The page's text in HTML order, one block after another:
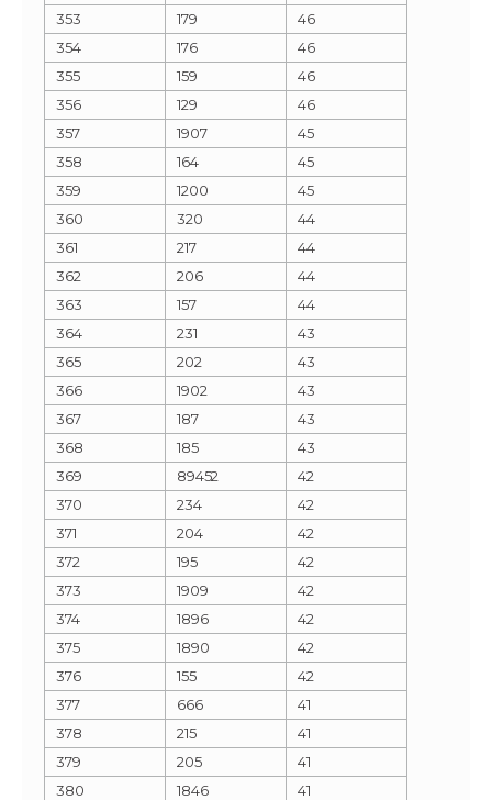
353
179
46
354
176
46
355
159
46
356
129
46
357
1907
45
358
164
45
359
1200
45
360
320
44
361
217
44
362
206
44
363
157
44
364
231
43
365
202
43
366
1902
43
367
187
43
368
185
43
369
89452
42
370
234
42
371
204
42
372
195
42
373
1909
42
374
1896
42
375
1890
42
376
155
42
377
666
41
378
215
41
379
205
41
380
1846
41